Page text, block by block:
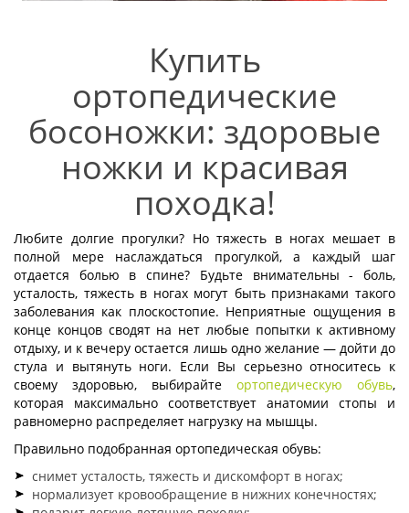
Купить
ортопедические
босоножки: здоровые
ножки и красивая
походка!
Любите долгие прогулки? Но тяжесть в ногах мешает в
полной мере наслаждаться прогулкой, а каждый шаг
отдается болью в спине? Будьте внимательны - боль,
усталость, тяжесть в ногах могут быть признаками такого
заболевания как плоскостопие. Неприятные ощущения в
конце концов сводят на нет любые попытки к активному
отдыху, и к вечеру остается лишь одно желание — дойти до
стула и вытянуть ноги. Если Вы серьезно относитесь к
своему здоровью, выбирайте ортопедическую обувь,
которая максимально соответствует анатомии стопы и
равномерно распределяет нагрузку на мышцы.
Правильно подобранная ортопедическая обувь:
снимет усталость, тяжесть и дискомфорт в ногах;
нормализует кровообращение в нижних конечностях;